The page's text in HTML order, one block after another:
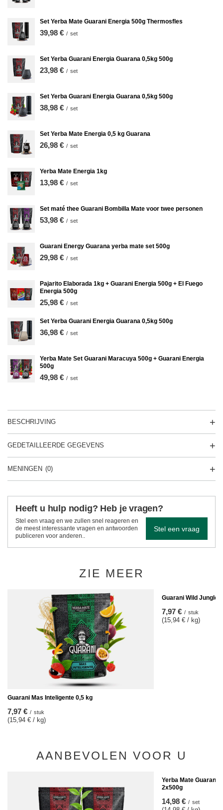
Set Yerba Mate Guarani Energia 500g Thermosfles
39,98 € / set
Set Yerba Guarani Energia Guarana 0,5kg 500g
23,98 € / set
Set Yerba Guarani Energia Guarana 0,5kg 500g
38,98 € / set
Set Yerba Mate Energia 0,5 kg Guarana
26,98 € / set
Yerba Mate Energia 1kg
13,98 € / set
Set maté thee Guarani Bombilla Mate voor twee personen
53,98 € / set
Guarani Energy Guarana yerba mate set 500g
29,98 € / set
Pajarito Elaborada 1kg + Guarani Energia 500g + El Fuego
Energia 500g
25,98 € / set
Set Yerba Guarani Energia Guarana 0,5kg 500g
36,98 € / set
Yerba Mate Set Guarani Maracuya 500g + Guarani Energia
500g
49,98 € / set
BESCHRIJVING
GEDETAILLEERDE GEGEVENS
MENINGEN (0)
Heeft u hulp nodig? Heb je vragen?
Stel een vraag en we zullen snel reageren en
de meest interessante vragen en antwoorden
publiceren voor anderen..
Stel een vraag
ZIE MEER
Guarani Mas Inteligente 0,5 kg
7,97 € / stuk
(15,94 € / kg)
Guarani Wild Jungle
7,97 € / stuk
(15,94 € / kg)
AANBEVOLEN VOOR U
Yerba Mate Guarani
2x500g
14,98 € / set